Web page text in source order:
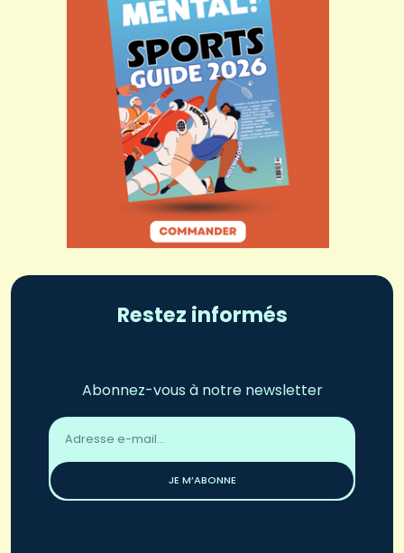
Restez informés
Abonnez-vous à notre newsletter
Adresse
email
JE M’ABONNE